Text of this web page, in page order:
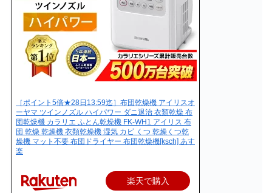
［ポイント5倍★28日13:59迄］布団乾燥機 アイリスオ
ーヤマ ツインノズル ハイパワー ダニ退治 衣類乾燥 布
団乾燥機 カラリエ ふとん乾燥機 FK-WH1 アイリス 布
団 乾燥 乾燥機 衣類乾燥機 湿気 カビ くつ 乾燥くつ乾
燥機 マット不要 布団ドライヤー 布団乾燥機[ksch] あす
楽
楽天で購入